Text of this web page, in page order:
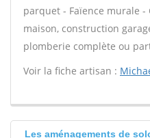
parquet - Faïence murale -
maison, construction
plomberie complète ou
Voir la fiche artisan :
Les aménagements de